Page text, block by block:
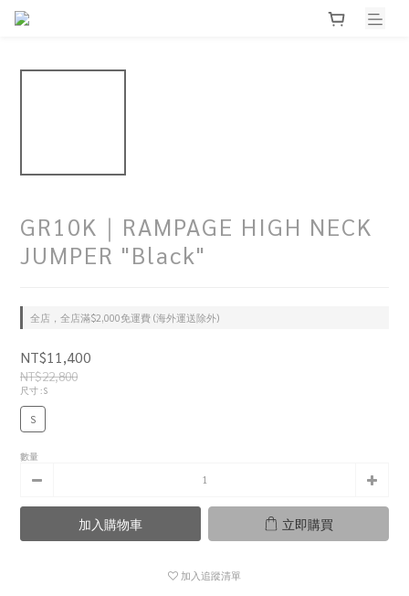
GR10K｜RAMPAGE HIGH NECK
JUMPER "Black"
全店，全店滿$2,000免運費 (海外運送除外)
NT$11,400
NT$22,800
尺寸: S
S
數量
加入購物車 立即購買
加入追蹤清單